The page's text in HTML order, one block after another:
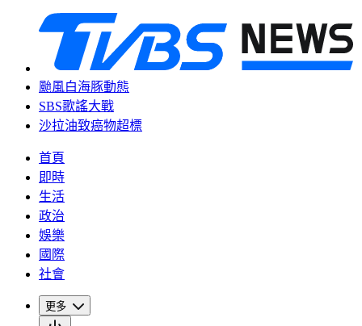
颱風白海豚動態
SBS歌謠大戰
沙拉油致癌物超標
首頁
即時
生活
政治
娛樂
國際
社會
更多